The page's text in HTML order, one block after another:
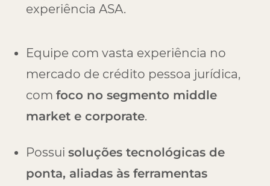
experiência ASA.
Equipe com vasta experiência no
mercado de crédito pessoa jurídica,
com foco no segmento middle
market e corporate.
Possui soluções tecnológicas de
ponta, aliadas às ferramentas